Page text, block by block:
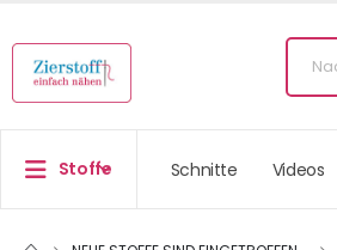
Stoffe Schnitte Videos